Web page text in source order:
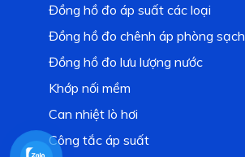
Đồng hồ đo áp suất các loại
Đồng hồ đo chênh áp phòng sạch
Đồng hồ đo lưu lượng nước
Khớp nối mềm
Can nhiệt lò hơi
Công tắc áp suất